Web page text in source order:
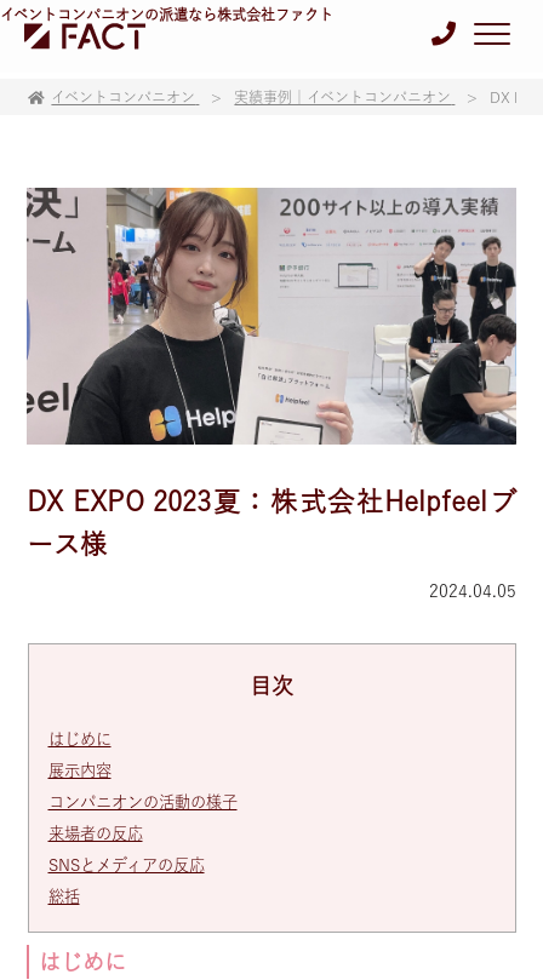
イベントコンパニオンの派遣なら株式会社ファクト
イベントコンパニオン 実績事例｜イベントコンパニオン DX
DX EXPO 2023夏：株式会社Helpfeelブ
ース様
2024.04.05
目次
はじめに
展示内容
コンパニオンの活動の様子
来場者の反応
SNSとメディアの反応
総括
はじめに